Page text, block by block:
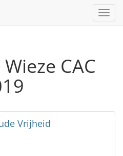
CAC
Vrijheid